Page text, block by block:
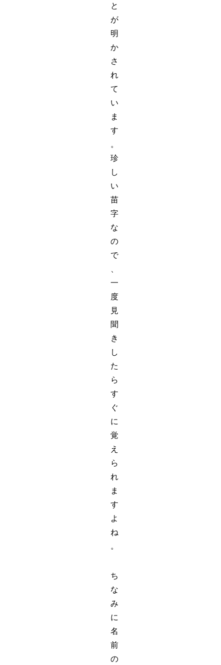
と
が
明
か
さ
れ
て
い
ま
す
。
珍
し
い
苗
字
な
の
で
一
度
見
聞
き
し
た
ら
す
ぐ
に
覚
え
ら
れ
ま
す
よ
ね
。
ち
な
み
に
名
前
の